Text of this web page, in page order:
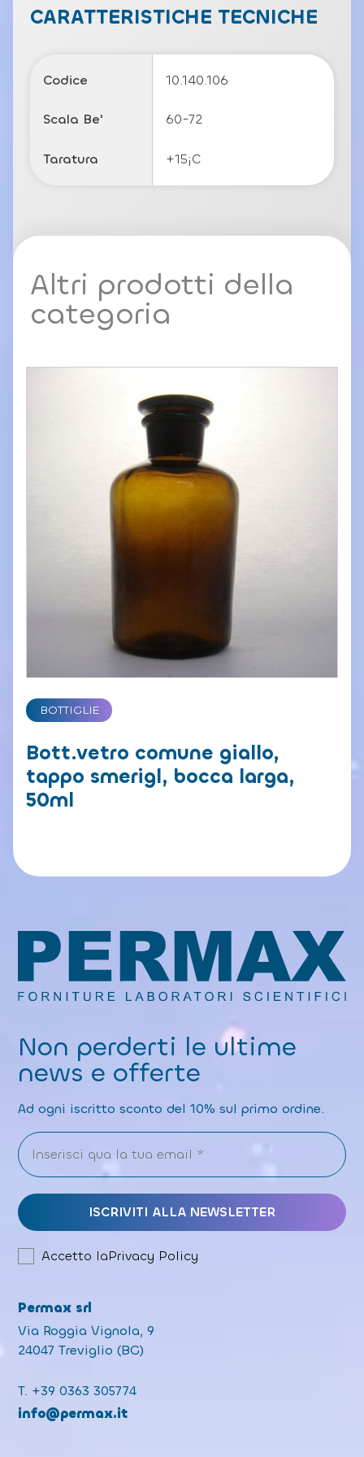
c
y
li
CARATTERISTICHE TECNICHE
Codice 10.140.106
Scala Be' 60-72
Taratura +15¡C
Altri prodotti della
categoria
BOTTIGLIE
Bott.vetro comune giallo,
tappo smerigl, bocca larga,
50ml
Non perderti le ultime
news e offerte
Ad ogni iscritto sconto del 10% sul primo ordine.
Accetto laPrivacy Policy
Permax srl
Via Roggia Vignola, 9
24047 Treviglio (BG)
T. +39 0363 305774
info@permax.it